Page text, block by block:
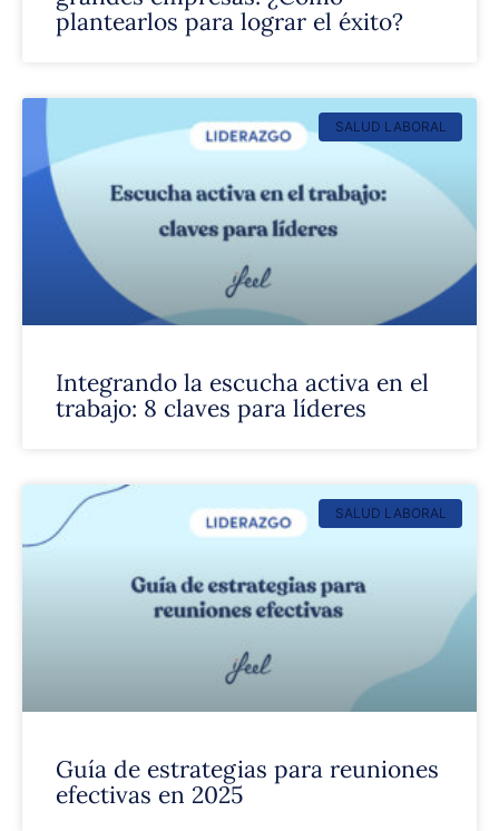
plantearlos para lograr el éxito?
SALUD LABORAL
Integrando la escucha activa en el
trabajo: 8 claves para líderes
SALUD LABORAL
Guía de estrategias para reuniones
efectivas en 2025